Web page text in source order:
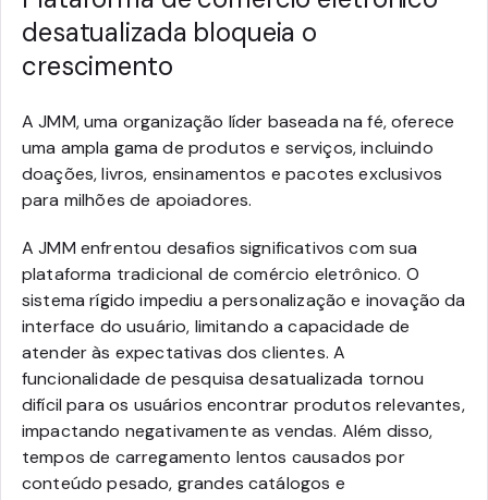
desatualizada bloqueia o
crescimento
A JMM, uma organização líder baseada na fé, oferece
uma ampla gama de produtos e serviços, incluindo
doações, livros, ensinamentos e pacotes exclusivos
para milhões de apoiadores.
A JMM enfrentou desafios significativos com sua
plataforma tradicional de comércio eletrônico. O
sistema rígido impediu a personalização e inovação da
interface do usuário, limitando a capacidade de
atender às expectativas dos clientes. A
funcionalidade de pesquisa desatualizada tornou
difícil para os usuários encontrar produtos relevantes,
impactando negativamente as vendas. Além disso,
tempos de carregamento lentos causados por
conteúdo pesado, grandes catálogos e